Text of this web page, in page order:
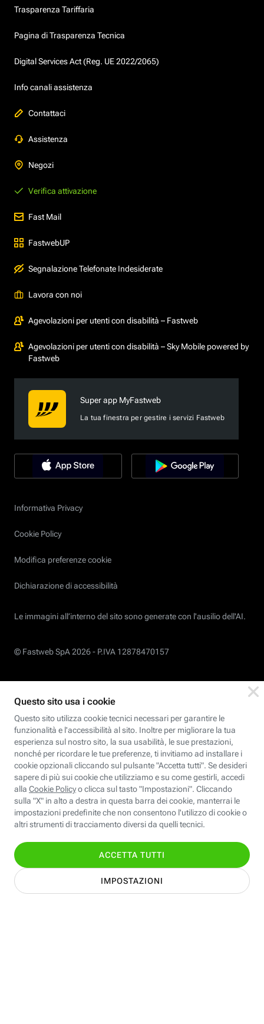
Trasparenza Tariffaria
Pagina di Trasparenza Tecnica
Digital Services Act (Reg. UE 2022/2065)
Info canali assistenza
Contattaci
Assistenza
Negozi
Verifica attivazione
Fast Mail
FastwebUP
Segnalazione Telefonate Indesiderate
Lavora con noi
Agevolazioni per utenti con disabilità – Fastweb
Agevolazioni per utenti con disabilità – Sky Mobile powered by
Fastweb
Super app MyFastweb
La tua finestra per gestire i servizi Fastweb
Informativa Privacy
Cookie Policy
Modifica preferenze cookie
Dichiarazione di accessibilità
Le immagini all’interno del sito sono generate con l'ausilio dell'AI.
© Fastweb SpA 2026 - P.IVA 12878470157